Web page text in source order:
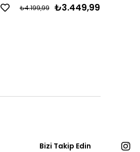
₺3.449,99
₺4.199,99
Bizi Takip Edin